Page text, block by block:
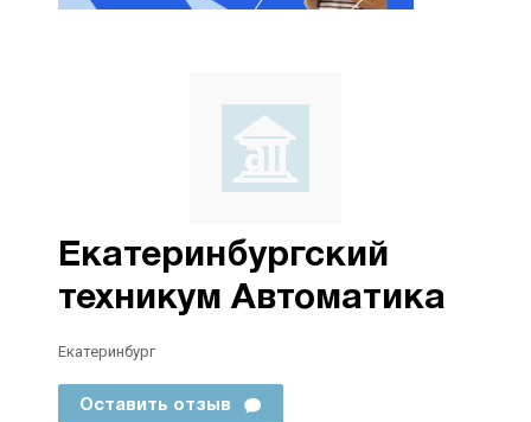
Екатеринбургский
техникум Автоматика
Екатеринбург
Оставить отзыв